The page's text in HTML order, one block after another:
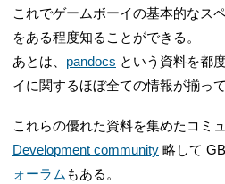
これでゲームボーイの基本的なス
をある程度知ることができる。
あとは、 pandocs という資料を都
イに関するほぼ全ての情報が揃って
これらの優れた資料を集めたコミ
Development community 略して
ォーラム もある。